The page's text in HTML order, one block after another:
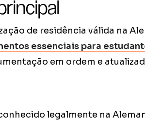
de residência válida na
essenciais para
em ordem e
legalmente na